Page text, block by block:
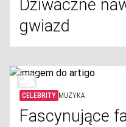
Dziwaczne
gwiazd
CELEBRITY MUZYKA
Fascynujące